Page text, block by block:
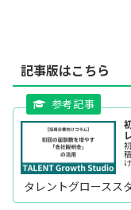
記事版はこちら
タレントグロースス